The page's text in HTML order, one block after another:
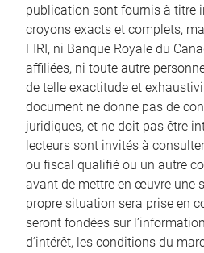
publication sont fournis à titre
croyons exacts et complets,
FIRI, ni Banque Royale du
affiliées, ni toute autre
de telle exactitude et
document ne donne pas de
juridiques, et ne doit pas être
lecteurs sont invités à
ou fiscal qualifié ou un autre
avant de mettre en œuvre une
propre situation sera prise en
seront fondées sur
d’intérêt, les conditions du